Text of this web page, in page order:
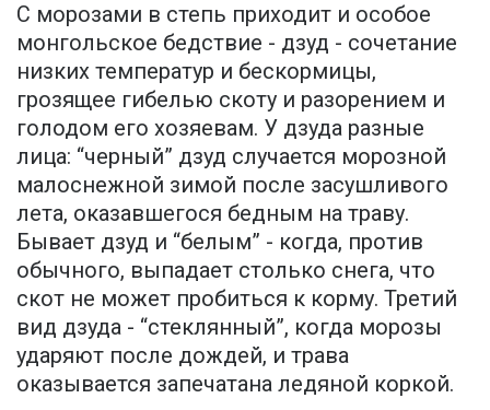
С морозами в степь приходит и особое
монгольское бедствие - дзуд - сочетание
низких температур и бескормицы,
грозящее гибелью скоту и разорением и
голодом его хозяевам. У дзуда разные
лица: “черный” дзуд случается морозной
малоснежной зимой после засушливого
лета, оказавшегося бедным на траву.
Бывает дзуд и “белым” - когда, против
обычного, выпадает столько снега, что
скот не может пробиться к корму. Третий
вид дзуда - “стеклянный”, когда морозы
ударяют после дождей, и трава
оказывается запечатана ледяной коркой.